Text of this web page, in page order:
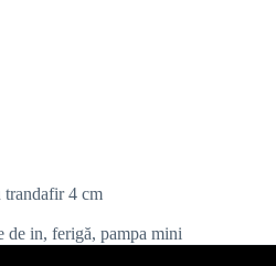
trandafir 4 cm
de in, ferigă, pampa mini